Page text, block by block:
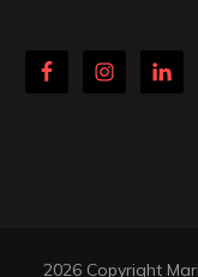
2026 Copyright